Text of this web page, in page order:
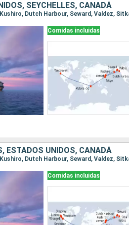
SEYCHELLES, CANADÁ
Dutch Harbour, Seward, Valdez,
Comidas incluidas
ESTADOS UNIDOS, CANADÁ
Comidas incluidas